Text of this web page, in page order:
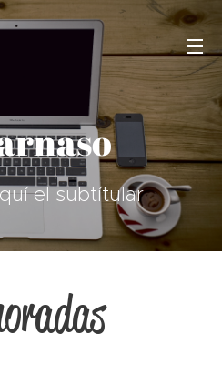
el subtítular